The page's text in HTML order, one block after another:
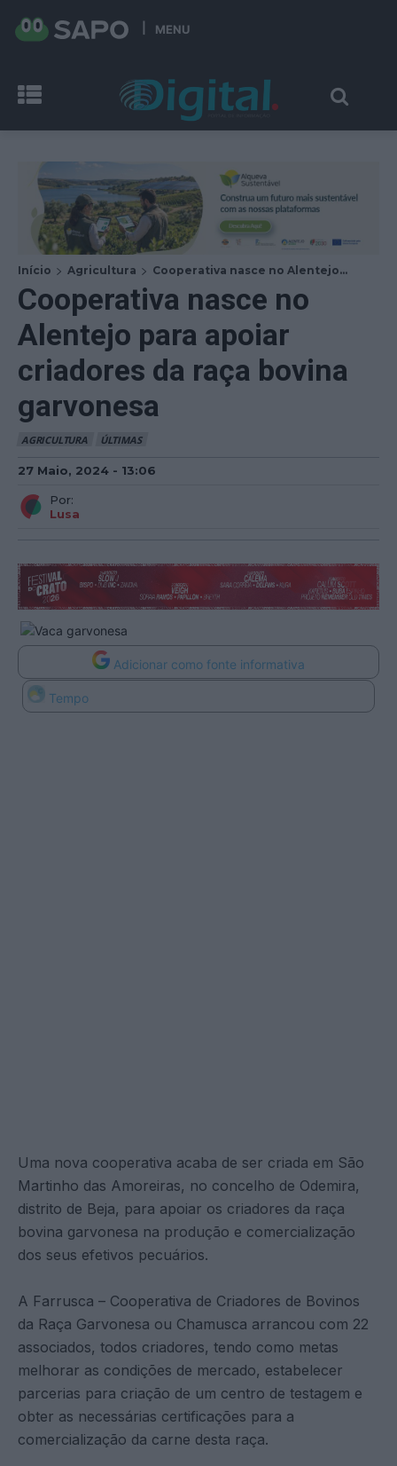
MENU
Início Agricultura Cooperativa nasce no Alentejo...
Cooperativa nasce no
Alentejo para apoiar
criadores da raça bovina
garvonesa
AGRICULTURA ÚLTIMAS
27 Maio, 2024 - 13:06
Por:
Lusa
Adicionar como fonte informativa
Tempo
Uma nova cooperativa acaba de ser criada em São
Martinho das Amoreiras, no concelho de Odemira,
distrito de Beja, para apoiar os criadores da raça
bovina garvonesa na produção e comercialização
dos seus efetivos pecuários.
A Farrusca – Cooperativa de Criadores de Bovinos
da Raça Garvonesa ou Chamusca arrancou com 22
associados, todos criadores, tendo como metas
melhorar as condições de mercado, estabelecer
parcerias para criação de um centro de testagem e
obter as necessárias certificações para a
comercialização da carne desta raça.